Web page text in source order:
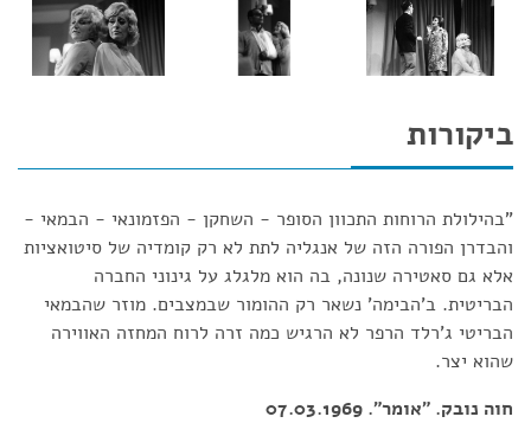
ביקורות
"בהילולת הרוחות התכוון הסופר - השחקן - הפזמונאי - הבמאי -
והבדרן הפורה הזה של אנגליה לתת לא רק קומדיה של סיטואציות
אלא גם סאטירה שנונה, בה הוא מלגלג על גינוני החברה
הבריטית. ב'הבימה' נשאר רק ההומור שבמצבים. מוזר שהבמאי
הבריטי ג'רלד הרפר לא הרגיש כמה זרה לרוח המחזה האווירה
שהוא יצר.
חוה נובק. "אומר". 07.03.1969